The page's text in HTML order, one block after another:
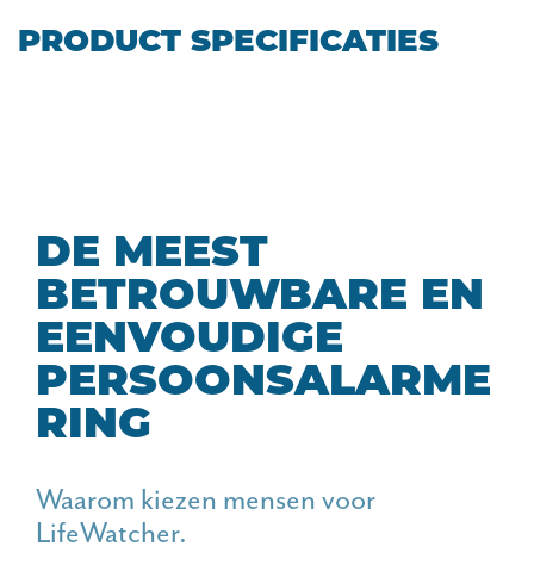
PRODUCT SPECIFICATIES
DE MEEST
BETROUWBARE EN
EENVOUDIGE
PERSOONSALARME
RING
Waarom kiezen mensen voor
LifeWatcher.